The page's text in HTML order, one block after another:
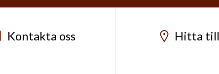
Kontakta oss Hitta till